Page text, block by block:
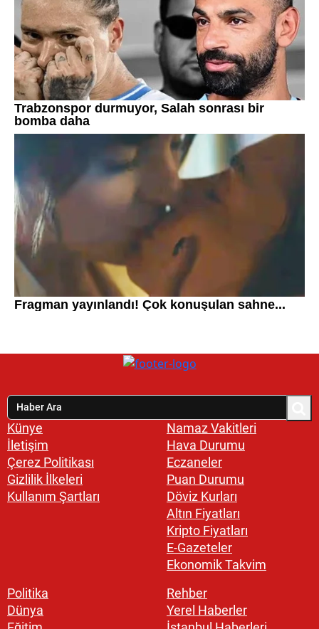
Künye
İletişim
Çerez Politikası
Gizlilik İlkeleri
Kullanım Şartları
Namaz Vakitleri
Hava Durumu
Eczaneler
Puan Durumu
Döviz Kurları
Altın Fiyatları
Kripto Fiyatları
E-Gazeteler
Ekonomik Takvim
Politika
Dünya
Rehber
Yerel Haberler